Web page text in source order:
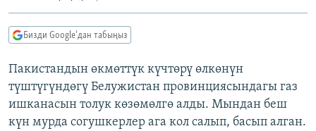
ДАНИСТЕ
АЗАТТЫК+
ОНЛАЙН ШЕРИНЕ
Бизди Google'дан табыңыз
Пакистандын өкмөттүк күчтөрү өлкөнүн
түштүгүндөгү Белужистан провинциясындагы газ
ишканасын толук көзөмөлгө алды. Мындан беш
күн мурда согушкерлер ага кол салып, басып алган.